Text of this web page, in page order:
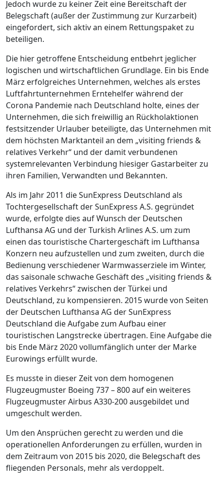
Jedoch wurde zu keiner Zeit eine Bereitschaft der
Belegschaft (außer der Zustimmung zur Kurzarbeit)
eingefordert, sich aktiv an einem Rettungspaket zu
beteiligen.
Die hier getroffene Entscheidung entbehrt jeglicher
logischen und wirtschaftlichen Grundlage. Ein bis Ende
März erfolgreiches Unternehmen, welches als erstes
Luftfahrtunternehmen Erntehelfer während der
Corona Pandemie nach Deutschland holte, eines der
Unternehmen, die sich freiwillig an Rückholaktionen
festsitzender Urlauber beteiligte, das Unternehmen mit
dem höchsten Marktanteil an dem „visiting friends &
relatives Verkehr“ und der damit verbundenen
systemrelevanten Verbindung hiesiger Gastarbeiter zu
ihren Familien, Verwandten und Bekannten.
Als im Jahr 2011 die SunExpress Deutschland als
Tochtergesellschaft der SunExpress A.S. gegründet
wurde, erfolgte dies auf Wunsch der Deutschen
Lufthansa AG und der Turkish Arlines A.S. um zum
einen das touristische Chartergeschäft im Lufthansa
Konzern neu aufzustellen und zum zweiten, durch die
Bedienung verschiedener Warmwasserziele im Winter,
das saisonale schwache Geschäft des „visiting friends &
relatives Verkehrs“ zwischen der Türkei und
Deutschland, zu kompensieren. 2015 wurde von Seiten
der Deutschen Lufthansa AG der SunExpress
Deutschland die Aufgabe zum Aufbau einer
touristischen Langstrecke übertragen. Eine Aufgabe die
bis Ende März 2020 vollumfänglich unter der Marke
Eurowings erfüllt wurde.
Es musste in dieser Zeit von dem homogenen
Flugzeugmuster Boeing 737 – 800 auf ein weiteres
Flugzeugmuster Airbus A330-200 ausgebildet und
umgeschult werden.
Um den Ansprüchen gerecht zu werden und die
operationellen Anforderungen zu erfüllen, wurden in
dem Zeitraum von 2015 bis 2020, die Belegschaft des
fliegenden Personals, mehr als verdoppelt.